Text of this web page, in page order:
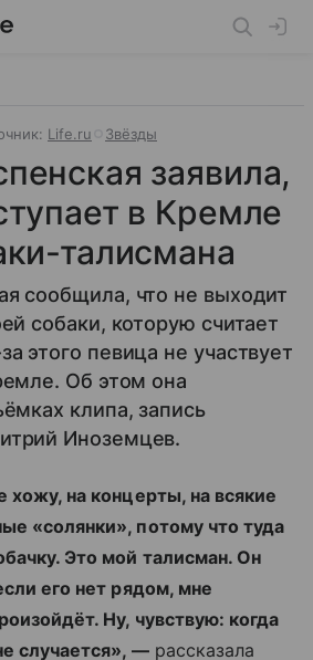
Life.ru Звёзды
заявила,
в Кремле
талисмана
сообщила, что не выходит
собаки, которую считает
этого певица не участвует
Об этом она
клипа, запись
Иноземцев.
хожу, на концерты, на всякие
«солянки», потому что туда
Это мой талисман. Он
его нет рядом, мне
Ну, чувствую: когда
случается», —рассказала